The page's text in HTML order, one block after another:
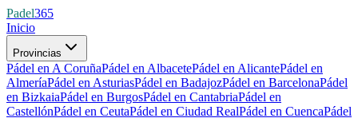
Padel365
Inicio
Provincias
Pádel en A CoruñaPádel en AlbacetePádel en AlicantePádel en
AlmeríaPádel en AsturiasPádel en BadajozPádel en BarcelonaPádel
en BizkaiaPádel en BurgosPádel en CantabriaPádel en
CastellónPádel en CeutaPádel en Ciudad RealPádel en CuencaPádel